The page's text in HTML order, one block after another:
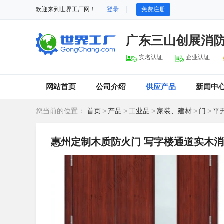
欢迎来到世界工厂网！ 登录 免费注册
广东三山创展消
实名认证 企业认证
网站首页 公司介绍 供应产品 新闻中
您当前的位置： 首页 > 产品 > 工业品 >家装、建材 > 门 >平
惠州定制木质防火门 写字楼通道实木